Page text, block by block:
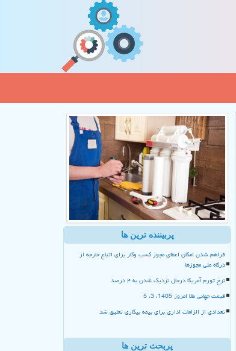
پربیننده ترین ها
فراهم شدن امکان اعطای مجوز کسب وکار برای اتباع خارجه از
درگاه ملی مجوزها
نرخ تورم آمریکا درحال نزدیک شدن به ۴ درصد
قیمت جهانی طلا امروز 1405، 3، 5
تعدادی از الزامات اداری برای بیمه بیکاری تعلیق شد
پربحث ترین ها